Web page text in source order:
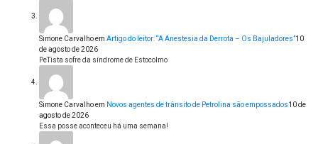
Simone Carvalhoem Artigo do leitor: “A Anestesia da Derrota – Os Bajuladores”10
de agosto de 2026
PeTista sofre da síndrome de Estocolmo
Simone Carvalhoem Novos agentes de trânsito de Petrolina são empossados10 de
agosto de 2026
Essa posse aconteceu há uma semana!